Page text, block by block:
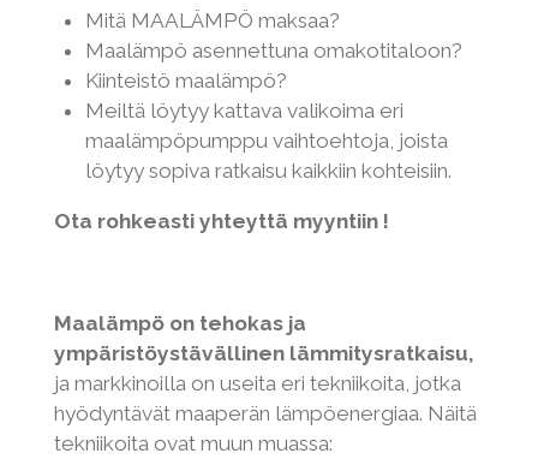
Mitä MAALÄMPÖ maksaa?
Maalämpö asennettuna omakotitaloon?
Kiinteistö maalämpö?
Meiltä löytyy kattava valikoima eri
maalämpöpumppu vaihtoehtoja, joista
löytyy sopiva ratkaisu kaikkiin kohteisiin.
Ota rohkeasti yhteyttä myyntiin !
Maalämpö on tehokas ja
ympäristöystävällinen lämmitysratkaisu,
ja markkinoilla on useita eri tekniikoita, jotka
hyödyntävät maaperän lämpöenergiaa. Näitä
tekniikoita ovat muun muassa: